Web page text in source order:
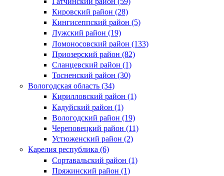
Кировский район (28)
Кингисеппский район (5)
Лужский район (19)
Ломоносовский район (133)
Приозерский район (82)
Сланцевский район (1)
Тосненский район (30)
Вологодская область (34)
Кирилловский район (1)
Кадуйский район (1)
Вологодский район (19)
Череповецкий район (11)
Устюженский район (2)
Карелия республика (6)
Сортавальский район (1)
Пряжинский район (1)